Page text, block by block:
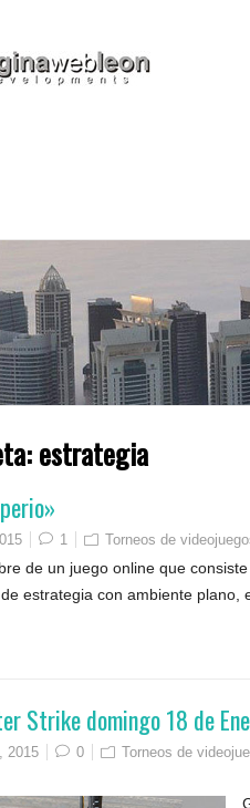
estrategia
1 Torneos de
de un juego online que
estrategia con ambiente
Strike domingo 18 de
2015 0 Torneos de